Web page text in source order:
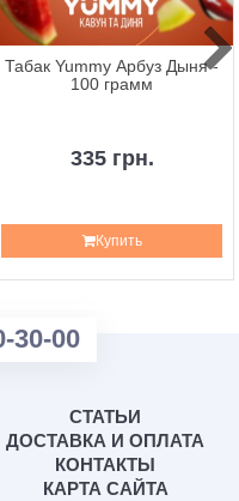
Табак Yummy Арбуз Дыня -
100 грамм
335 грн.
Купить
30-00
СТАТЬИ
ДОСТАВКА И ОПЛАТА
КОНТАКТЫ
КАРТА САЙТА